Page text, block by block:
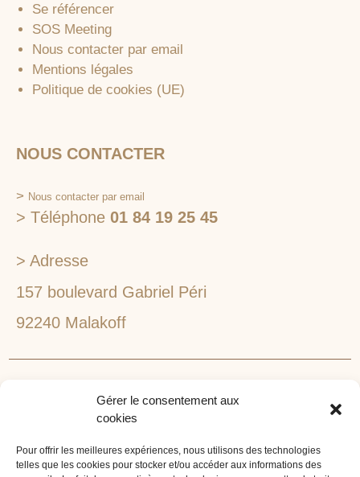
Gérer le consentement aux
cookies
Pour offrir les meilleures expériences, nous utilisons des technologies
telles que les cookies pour stocker et/ou accéder aux informations des
Se référencer
SOS Meeting
Nous contacter par email
Mentions légales
Politique de cookies (UE)
NOUS CONTACTER
> Nous contacter par email
> Téléphone 01 84 19 25 45
> Adresse
157 boulevard Gabriel Péri
92240 Malakoff
1lieu1salle est spécialisé dans la recherche de lieux
événements d'entreprise. 1lieu1salle recherche
gratuitement pour vous, votre lieu de séminaire idéal :